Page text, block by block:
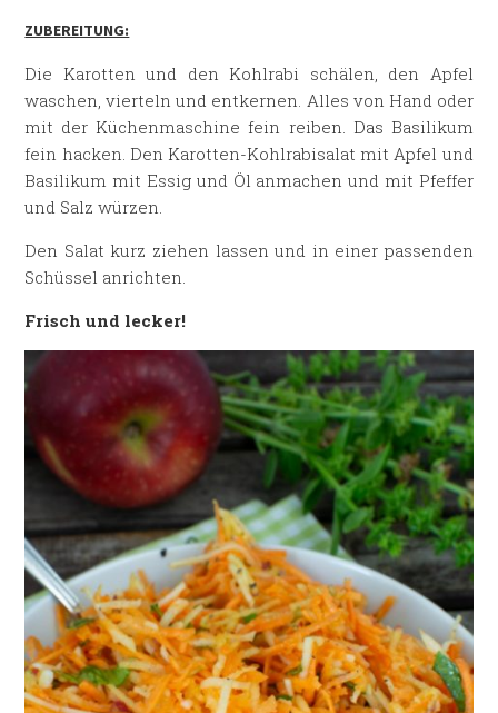
ZUBEREITUNG:
Die Karotten und den Kohlrabi schälen, den Apfel
waschen, vierteln und entkernen. Alles von Hand oder
mit der Küchenmaschine fein reiben. Das Basilikum
fein hacken. Den Karotten-Kohlrabisalat mit Apfel und
Basilikum mit Essig und Öl anmachen und mit Pfeffer
und Salz würzen.
Den Salat kurz ziehen lassen und in einer passenden
Schüssel anrichten.
Frisch und lecker!